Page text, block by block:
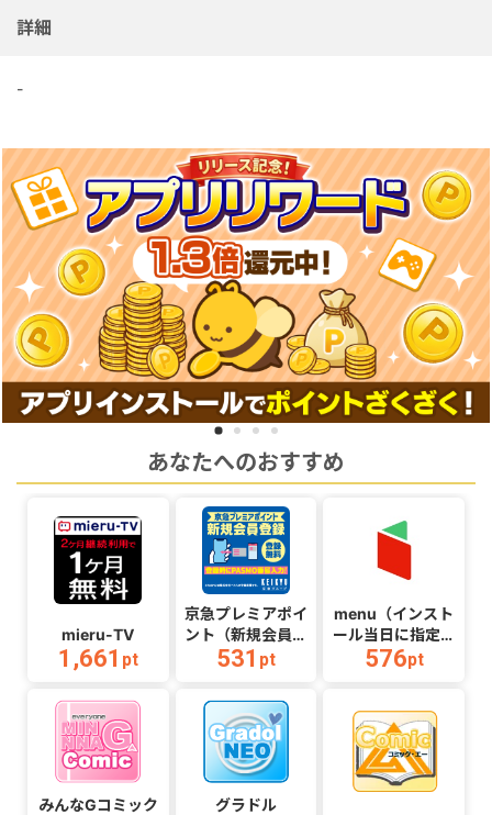
詳細
-
あなたへのおすすめ
mieru-TV
1,661 pt
京急プレミアポイ
ント（新規会員登
録完了（登録時
必須））
531 pt
menu（インスト
ール当日に指定の
クーポンコード経
文完了）
（Android）
576pt
みんなGコミック グラドル